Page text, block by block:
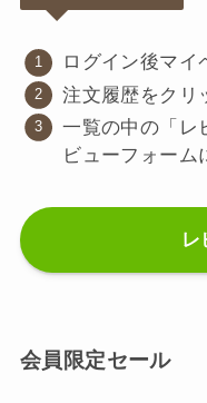
ログイン後マイ
注文履歴をクリ
一覧の中の「レ
ビューフォーム
レ
会員限定セール